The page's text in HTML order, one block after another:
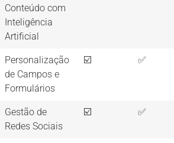
Conteúdo com
Inteligência
Artificial
Personalização
de Campos e
Formulários
☑️ ✅
Gestão de
Redes Sociais
☑️ ✅